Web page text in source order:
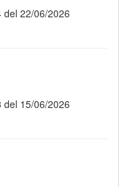
del 22/06/2026
del 15/06/2026